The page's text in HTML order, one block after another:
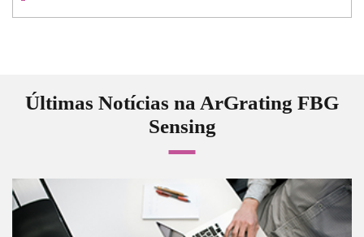
Últimas Notícias na ArGrating FBG
Sensing